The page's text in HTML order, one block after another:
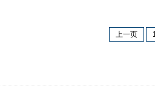
上一页